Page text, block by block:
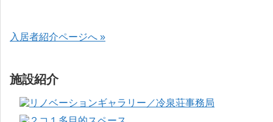
入居者紹介ページへ »
施設紹介